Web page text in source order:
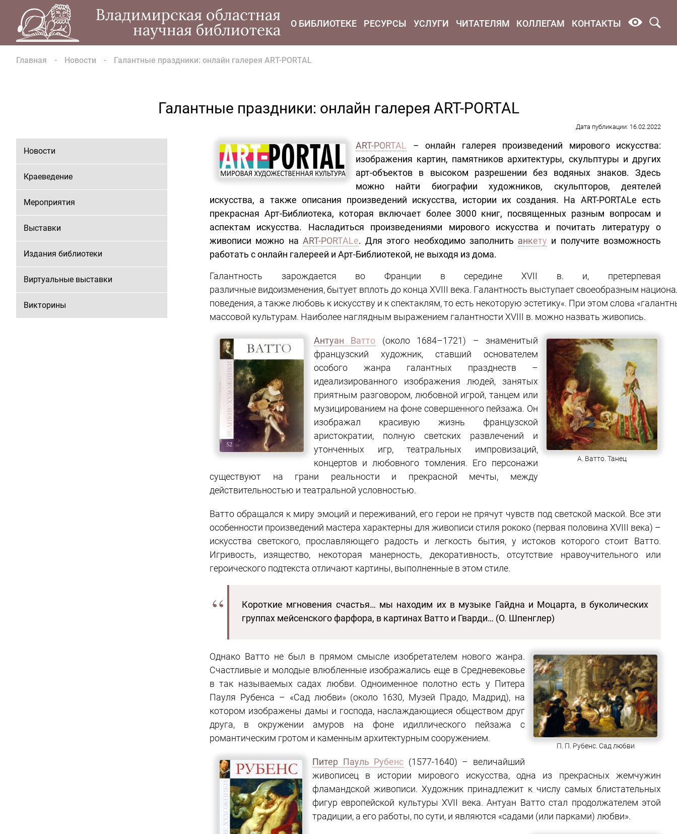
Владимирская областная
научная библиотека
О БИБЛИОТЕКЕ РЕСУРСЫ УСЛУГИ ЧИТАТЕЛЯМ КОЛЛЕГАМ КОНТАКТЫ
Главная Новости Галантные праздники: онлайн галерея ART-PORTAL
Галантные праздники: онлайн галерея ART-PORTAL
Дата публикации: 16.02.2022
Новости
Краеведение
Мероприятия
Выставки
Издания библиотеки
Виртуальные выставки
Викторины
ART-PORTAL – онлайн галерея произведений мирового искусства:
изображения картин, памятников архитектуры, скульптуры и других
арт-объектов в высоком разрешении без водяных знаков. Здесь
можно найти биографии художников, скульпторов, деятелей
искусства, а также описания произведений искусства, истории их создания. На ART-PORTALe есть
прекрасная Aрт-Библиотека, которая включает более 3000 книг, посвященных разным вопросам и
аспектам искусства. Насладиться произведениями мирового искусства и почитать литературу о
живописи можно на ART-PORTALе. Для этого необходимо заполнить анкету и получите возможность
работать с онлайн галереей и Арт-Библиотекой, не выходя из дома.
Галантность зарождается во Франции в середине XVII в. и,
претерпевая
различные видоизменения,бытует вплоть до конца XVIII века. Галантность выступаетсвоеобразным на
поведения, а также любовь к искусству и кспектаклям,тоесть некоторую эстетику«. При этом слова «
массовой культурам. Наиболее наглядным выражением галантности XVIII в. можно назвать живопись.
А. Ватто. Танец
Антуан Ватто (около 1684–1721) – знаменитый
французский художник, ставший основателем
особого жанра галантных празднеств –
идеализированного изображения людей, занятых
приятным разговором, любовной игрой, танцем или
музицированием на фоне совершенного пейзажа. Он
изображал красивую жизнь французской
аристократии, полную светских развлечений и
утонченных игр, театральных импровизаций,
концертов и любовного томления. Его персонажи
существуют на грани реальности и прекрасной мечты, между
действительностью и театральной условностью.
Ватто обращался к миру эмоций и переживаний, его герои не прячут чувств под светской маской. Все эти
особенности произведений мастера характерны для живописи стиля рококо (первая половина XVIII века) –
искусства светского, прославляющего радость и легкость бытия, у истоков которого стоит Ватто.
Игривость, изящество, некоторая манерность, декоративность, отсутствие нравоучительного или
героического подтекста отличают картины, выполненные в этом стиле.
Короткие мгновения счастья… мы находим их в музыке Гайдна и Моцарта, в буколических
группах мейсенского фарфора, в картинах Ватто и Гварди… (О. Шпенглер)
П. П. Рубенс. Сад любви
Однако Ватто не был в прямом смысле изобретателем нового жанра.
Счастливые и молодые влюбленные изображались еще в Средневековье
в так называемых садах любви. Одноименное полотно есть у Питера
Пауля Рубенса – «Сад любви» (около 1630, Музей Прадо, Мадрид), на
котором изображены дамы и господа, наслаждающиеся обществом друг
друга, в окружении амуров на фоне идиллического пейзажа с
романтическим гротом и каменным архитектурным сооружением.
Питер Пауль Рубенс (1577-1640) – величайший
живописец в истории мирового искусства, одна из прекрасных жемчужин
фламандской живописи. Художник принадлежит к числу самых блистательных
фигур европейской культуры XVII века. Антуан Ватто стал продолжателем этой
традиции, а его работы, по сути, и являются «садами (или парками) любви».